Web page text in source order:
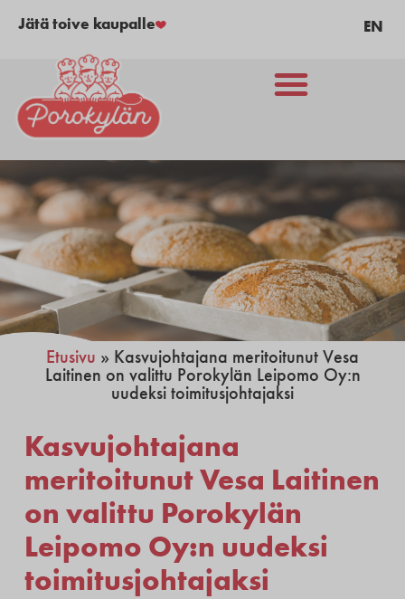
Jätä toive kaupalle EN
Etusivu » Kasvujohtajana meritoitunut Vesa
Laitinen on valittu Porokylän Leipomo Oy:n
uudeksi toimitusjohtajaksi
Kasvujohtajana
meritoitunut Vesa Laitinen
on valittu Porokylän
Leipomo Oy:n uudeksi
toimitusjohtajaksi